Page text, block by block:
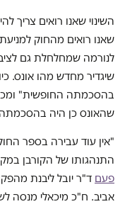
השינוי שאנו רואים צריך
שאנו רואים מהחוק
לנורמה שמחלחלת גם
שיגדיר מחדש מהו אונס.
בהסכמתה החופשית"
שהאונס כן היה
"אין עוד עבירה בספר
התנהגותו של הקורבן
פעם ד"ר יובל ליבנת
אביב. ח"כ מיכאלי מנסה